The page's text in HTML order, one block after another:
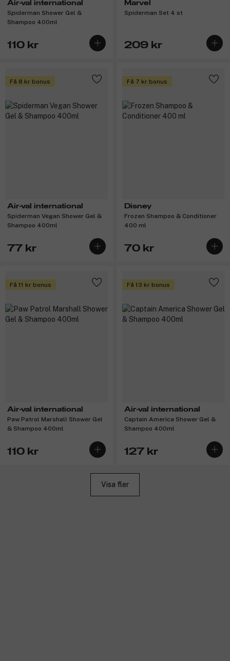
Air-val international
Spiderman Shower Gel &
Shampoo 400ml
110 kr
Marvel
Spiderman Set 4 st
209 kr
Få 8 kr bonus
Air-val international
Spiderman Vegan Shower Gel &
Shampoo 400ml
77 kr
Få 7 kr bonus
Disney
Frozen Shampoo & Conditioner
400 ml
70 kr
Få 11 kr bonus
Air-val international
Paw Patrol Marshall Shower Gel
& Shampoo 400ml
110 kr
Få 13 kr bonus
Air-val international
Captain America Shower Gel &
Shampoo 400ml
127 kr
Visa fler